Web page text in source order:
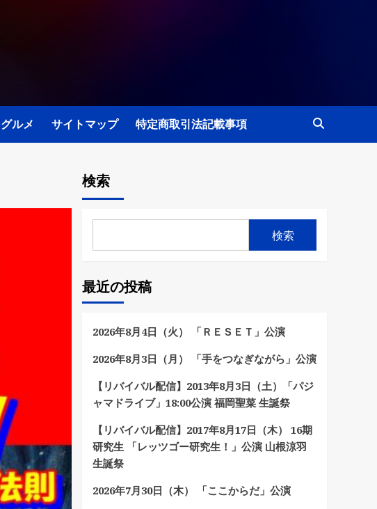
ルメ サイトマップ 特定商取引法記載事項
検索
検索
最近の投稿
2026年8月4日（火） 「ＲＥＳＥＴ」公演
2026年8月3日（月） 「手をつなぎながら」公演
【リバイバル配信】2013年8月3日（土）「パジ
ャマドライブ」18:00公演 福岡聖菜 生誕祭
【リバイバル配信】2017年8月17日（木） 16期
研究生 「レッツゴー研究生！」公演 山根涼羽
生誕祭
2026年7月30日（木） 「ここからだ」公演